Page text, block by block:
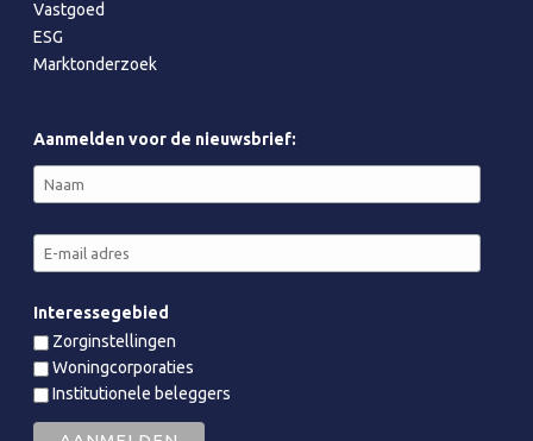
Vastgoed
ESG
Marktonderzoek
Aanmelden voor de nieuwsbrief:
Interessegebied
Zorginstellingen
Woningcorporaties
Institutionele beleggers